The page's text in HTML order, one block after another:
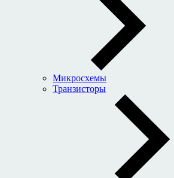
Микросхемы
Транзисторы